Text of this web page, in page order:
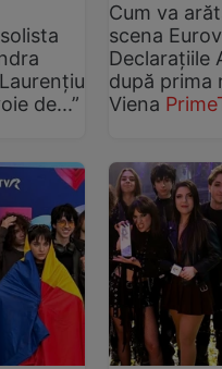
de...”
Cum va
scena
Declarațiile
după prima
Viena